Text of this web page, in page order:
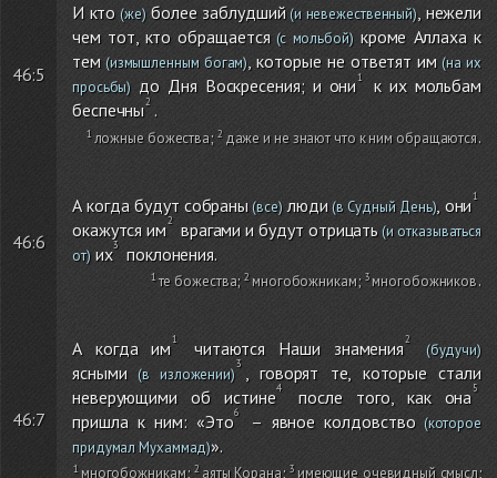
46:5
И кто (же)более заблудший(и невежественный), нежели
чем тот, кто обращается(с мольбой)кроме Аллаха к
тем(измышленным богам), которые не ответят им (на их
просьбы) до Дня Воскресения; и они
к их мольбам
беспечны .
ложные божества; даже и не знают что к ним обращаются.
46:6
А когда будут собраны (все)люди(в Судный День), они
окажутся им
врагами и будут отрицать (и отказываться
от)их поклонения.
те божества; многобожникам; многобожников.
46:7
А когда им читаются Наши знамения (будучи)
ясными(в изложении)
, говорят те, которые стали
неверующими об истине
после того, как она
пришла к ним: «Это
– явное колдовство(которое
придумал Мухаммад)».
многобожникам; аяты Корана; имеющие очевидный смысл;